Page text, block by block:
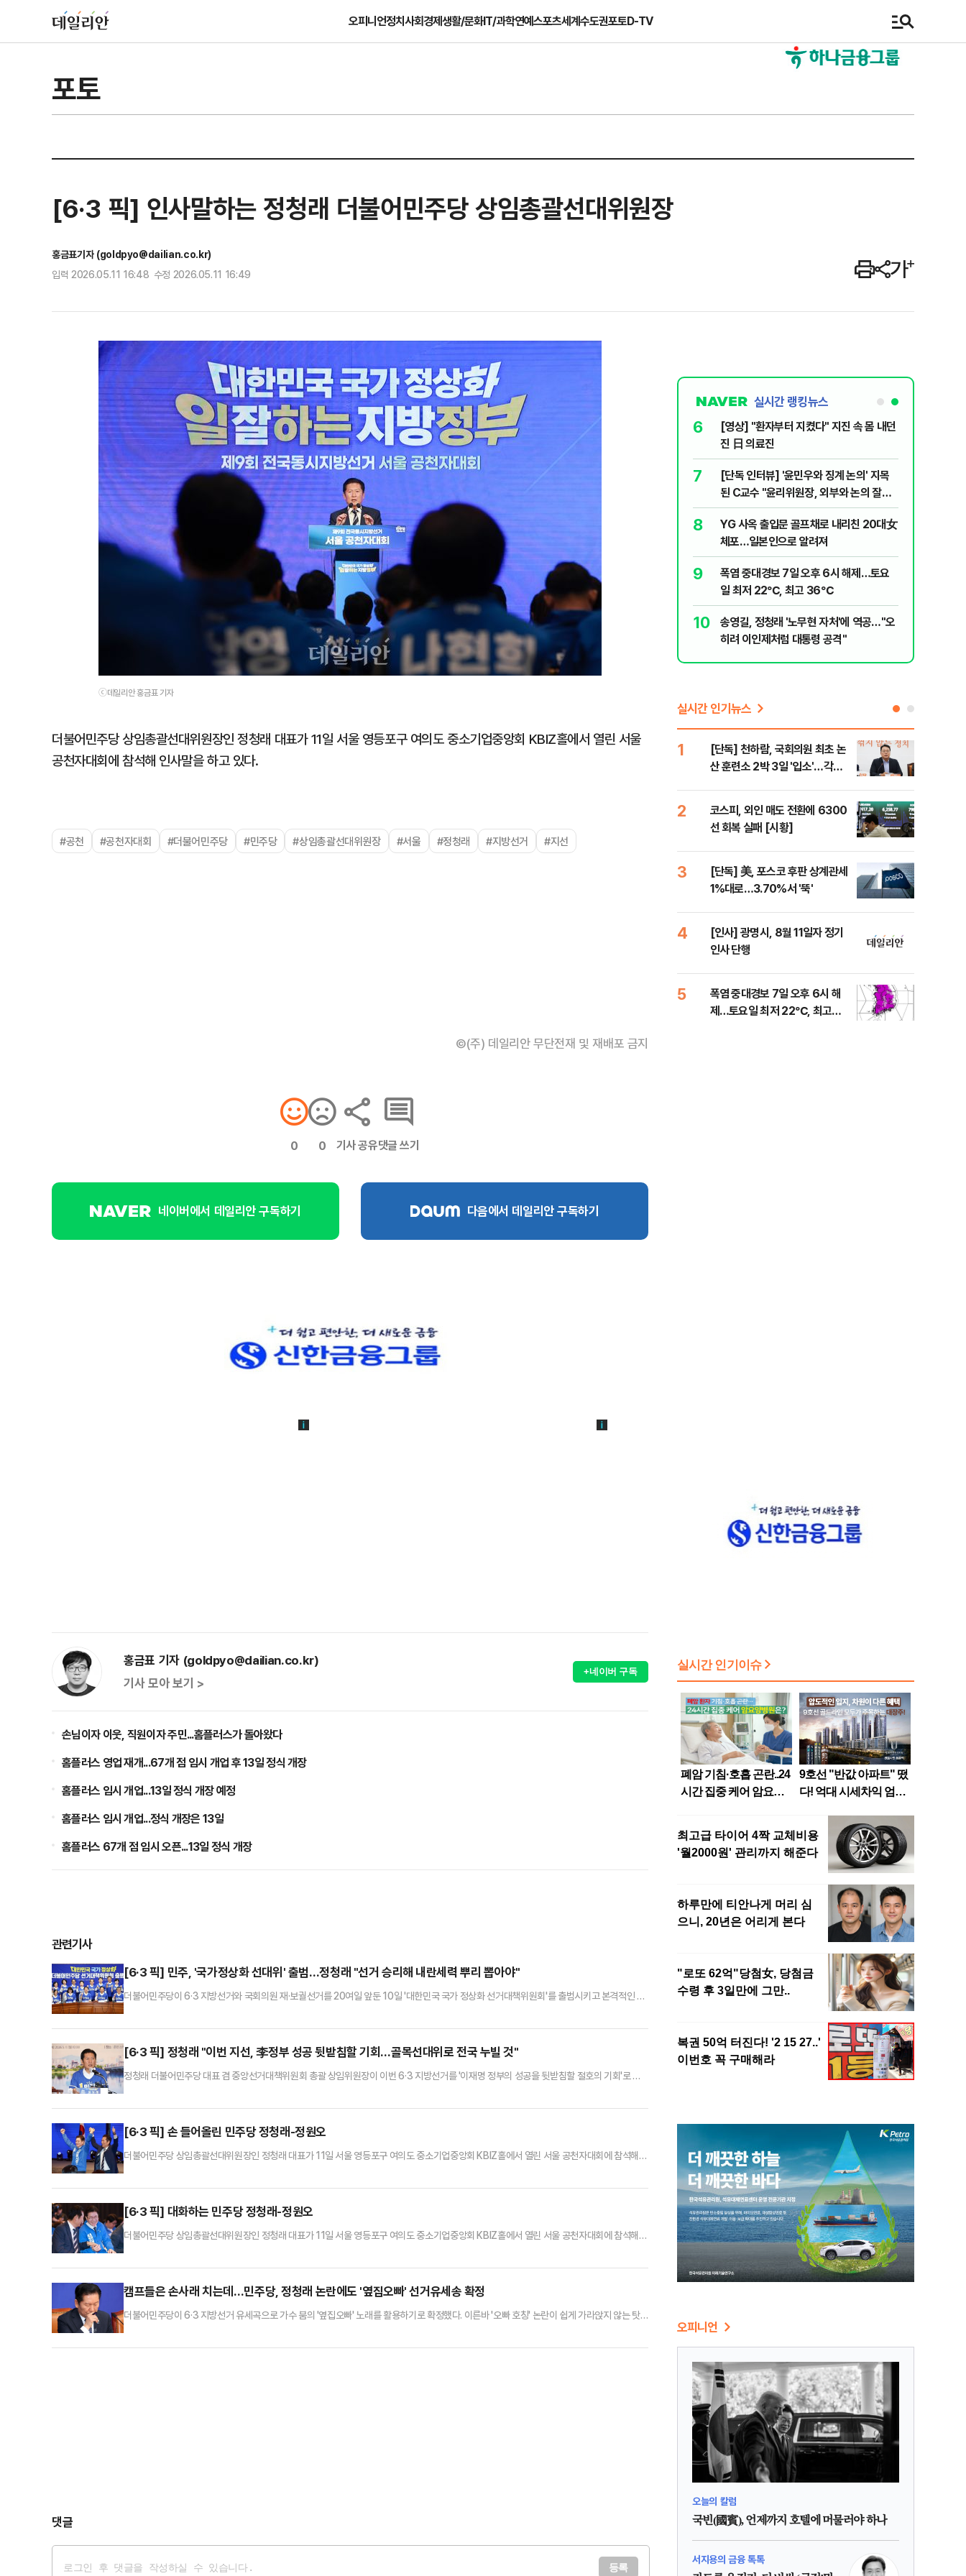
오피니언정치사회경제생활/문화IT/과학연예스포츠세계수도권포토D-TV
포토
[6·3 픽] 인사말하는 정청래 더불어민주당 상임총괄선대위원장
홍금표기자 (goldpyo@dailian.co.kr)
입력 2026.05.11 16:48 수정 2026.05.11 16:49
ⓒ데일리안 홍금표 기자
더불어민주당 상임총괄선대위원장인 정청래 대표가 11일 서울 영등포구 여의도 중소기업중앙회 KBIZ홀에서 열린 서울
공천자대회에 참석해 인사말을 하고 있다.
#공천 #공천자대회 #더불어민주당 #민주당 #상임총괄선대위원장 #서울 #정청래 #지방선거 #지선
©(주) 데일리안 무단전재 및 재배포 금지
0 0 기사 공유댓글 쓰기
네이버에서 데일리안 구독하기 다음에서 데일리안 구독하기
홍금표 기자 (goldpyo@dailian.co.kr)
기사 모아 보기 >
+네이버 구독
손님이자 이웃, 직원이자 주민...홈플러스가 돌아왔다
홈플러스 영업 재개...67개 점 임시 개업 후 13일 정식 개장
홈플러스 임시 개업...13일 정식 개장 예정
홈플러스 임시 개업...정식 개장은 13일
홈플러스 67개 점 임시 오픈...13일 정식 개장
관련기사
[6·3 픽] 민주, '국가정상화 선대위' 출범…정청래 "선거 승리해 내란세력 뿌리 뽑아야"
더불어민주당이 6·3 지방선거와 국회의원 재·보궐선거를 20여일 앞둔 10일 '대한민국 국가 정상화 선거대책위원회'를 출범시키고 본격적인 선
국을 정상화하고 대한민국 대도약의 길을 당당히 열어낼 중요한 선거"라고 했다.정 대표는 "이번 지방선거에서 반드시 승리해야 여전히 계속되
[6·3 픽] 정청래 "이번 지선, 李정부 성공 뒷받침할 기회…골목선대위로 전국 누빌 것"
정청래 더불어민주당 대표 겸 중앙선거대책위원회 총괄 상임위원장이 이번 6·3 지방선거를 '이재명 정부의 성공을 뒷받침할 절호의 기회'로 규
서 열린 첫 번째 현장 중앙선대위회의에서 "강원도에는 이 대통령처럼 일 잘하는 우상호를 세워 국가 대도약의 길을 열 것"이라며 이같이 말했다.
[6·3 픽] 손 들어올린 민주당 정청래-정원오
더불어민주당 상임총괄선대위원장인 정청래 대표가 11일 서울 영등포구 여의도 중소기업중앙회 KBIZ홀에서 열린 서울 공천자대회에 참석해
[6·3 픽] 대화하는 민주당 정청래-정원오
더불어민주당 상임총괄선대위원장인 정청래 대표가 11일 서울 영등포구 여의도 중소기업중앙회 KBIZ홀에서 열린 서울 공천자대회에 참석해
캠프들은 손사래 치는데…민주당, 정청래 논란에도 '옆집오빠' 선거유세송 확정
더불어민주당이 6·3 지방선거 유세곡으로 가수 붐의 '옆집오빠' 노래를 활용하기로 확정했다. 이른바 '오빠 호칭' 논란이 쉽게 가라앉지 않는 탓
선거와의 연결성과 축제 분위기를 끌어내기 위해 큰 틀에서 당시 활용한 유세곡과 지역 상징곡, 대중 인기곡 등으로 선정했다는 것이 당의 설명이
댓글
실시간 랭킹뉴스
1
[단독] 천하람, 국회의원 최초 논산 훈련소
2박 3일 '입소'…각개전투·야간행군 한다
송영길·김민석, '조희대 탄핵' 외치자…與
법사위원들 "즉시 대법관 제청하라"
3
"편해서 매일 신었는데"...전문가가 경고한
'크록스'의 숨은 위험
4
하닉 프리마켓 하한가 논란에…NXT "12
일부터 상·하한가 주문금지"
'국장만 하라고?'…ISA 세제개편에 개미
'부글부글'
6
[영상] "환자부터 지켰다" 지진 속 몸 내던
진 日 의료진
7
[단독 인터뷰] '윤민우와 징계 논의' 지목
된 C교수 "윤리위원장, 외부와 논의 잘못
된 행위"
8
YG 사옥 출입문 골프채로 내리친 20대女
체포…일본인으로 알려져
9
폭염 중대경보 7일 오후 6시 해제…토요
일 최저 22℃, 최고 36℃
10
송영길, 정청래 '노무현 자처'에 역공…"오
히려 이인제처럼 대통령 공격"
실시간 인기뉴스
1
[단독] 천하람, 국회의원 최초 논
산 훈련소 2박 3일 '입소'…각개
2
코스피, 외인 매도 전환에 6300
선 회복 실패 [시황]
3
[단독] 美, 포스코 후판 상계관세
1%대로…3.70%서 '뚝'
4
[인사] 광명시, 8월 11일자 정기
인사 단행
5
폭염 중대경보 7일 오후 6시 해
제…토요일 최저 22℃, 최고
오피니언
오늘의 칼럼
국빈(國賓), 언제까지 호텔에 머물러야 하나
서지용의 금융 톡톡